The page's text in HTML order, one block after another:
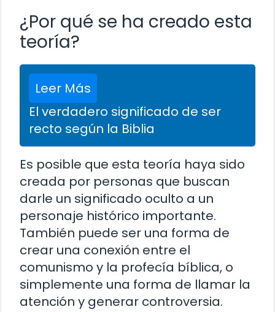
¿Por qué se ha creado esta
teoría?
Leer Más
El verdadero significado de ser
recto según la Biblia
Es posible que esta teoría haya sido
creada por personas que buscan
darle un significado oculto a un
personaje histórico importante.
También puede ser una forma de
crear una conexión entre el
comunismo y la profecía bíblica, o
simplemente una forma de llamar la
atención y generar controversia.